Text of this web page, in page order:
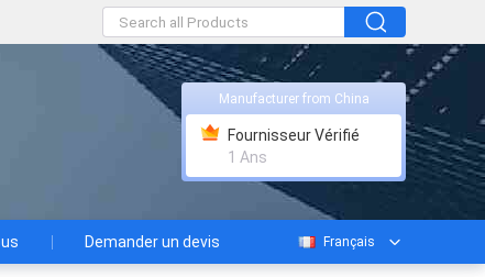
Manufacturer from China
Fournisseur Vérifié
1 Ans
Demander un devis Français